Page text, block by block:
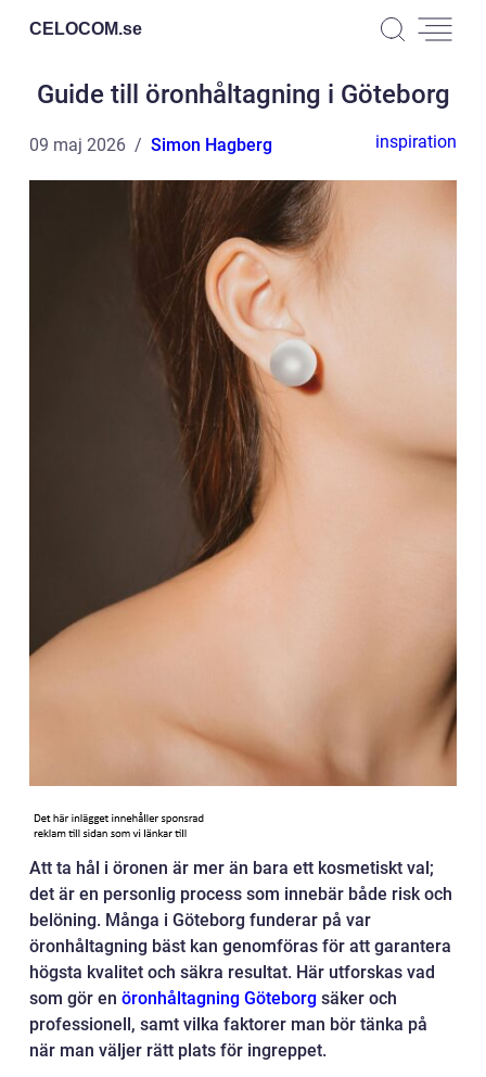
CELOCOM.se
Guide till öronhåltagning i Göteborg
09 maj 2026 Simon Hagberg inspiration
Att ta hål i öronen är mer än bara ett kosmetiskt val;
det är en personlig process som innebär både risk och
belöning. Många i Göteborg funderar på var
öronhåltagning bäst kan genomföras för att garantera
högsta kvalitet och säkra resultat. Här utforskas vad
som gör en öronhåltagning Göteborg säker och
professionell, samt vilka faktorer man bör tänka på
när man väljer rätt plats för ingreppet.